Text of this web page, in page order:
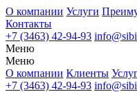
О компании Услуги
Контакты
+7 (3463) 42-94-93
Меню
Меню
О компании Клиенты
+7 (3463) 42-94-93